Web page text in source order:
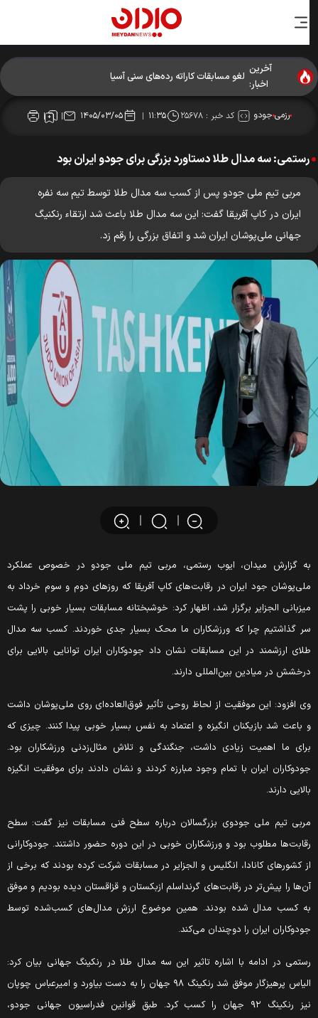
آخرین
اخبار:
لغو مسابقات کاراته رده‌های سنی آسیا
رزمیجودو کد خبر : ۲۵۶۷۸ ۱۱:۳۵ ۱۴۰۵/۰۳/۰۵
رستمی: سه مدال طلا دستاورد بزرگی برای جودو ایران بود
مربی تیم ملی جودو پس از کسب سه مدال طلا توسط تیم سه نفره
ایران در کاپ آفریقا گفت: این سه مدال طلا باعث شد ارتقاء رنکنیگ
جهانی ملی‌پوشان ایران شد و اتفاق بزرگی را رقم زد.
گزارش میدان، ایوب رستمی، مربی تیم ملی جودو در خصوص عملکرد
جود ایران در رقابت‌های کاپ آفریقا که روزهای دوم و سوم خرداد به
الجزایر برگزار شد، اظهار کرد: خوشبختانه مسابقات بسیار خوبی را پشت
گذاشتیم چرا که ورزشکاران ما محک بسیار جدی خوردند. کسب سه مدال
ارزشمند در این مسابقات نشان داد جودوکاران ایران توانایی بالایی برای
در میادین بین‌المللی دارند.
افزود: این موفقیت از لحاظ روحی تأثیر فوق‌العاده‌ای روی ملی‌پوشان داشت
باعث شد بازیکنان انگیزه و اعتماد به‌ نفس بسیار خوبی پیدا کنند. چیزی که
ما اهمیت زیادی داشت، جنگندگی و تلاش مثال‌زدنی ورزشکاران بود.
ایران با تمام وجود مبارزه کردند و نشان دادند برای موفقیت انگیزه
دارند.
تیم ملی جودوی بزرگسالان درباره سطح فنی مسابقات نیز گفت: سطح
مطلوب بود و ورزشکاران خوبی در این دوره حضور داشتند. جودوکارانی
کشورهای کانادا، انگلیس و الجزایر در مسابقات شرکت کرده بودند که برخی از
را پیش‌تر در رقابت‌های گرنداسلم ازبکستان و قزاقستان دیده بودیم و موفق
کسب مدال شده بودند. همین موضوع ارزش مدال‌های کسب‌شده توسط
ایران را دوچندان می‌کند.
در ادامه با اشاره تاثیر این سه مدال طلا در رنکینگ جهانی بیان کرد:
الیاس پرهیزگار موفق شد رنکینگ ۹۸ جهان را به دست بیاورد و امیرعباس چوپان
نیز رنکینگ ۹۲ جهان را کسب کرد. طبق قوانین فدراسیون جهانی جودو،